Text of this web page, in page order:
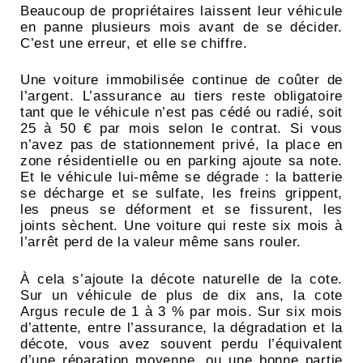
Beaucoup de propriétaires laissent leur véhicule
en panne plusieurs mois avant de se décider.
C’est une erreur, et elle se chiffre.
Une voiture immobilisée continue de coûter de
l’argent. L’assurance au tiers reste obligatoire
tant que le véhicule n’est pas cédé ou radié, soit
25 à 50 € par mois selon le contrat. Si vous
n’avez pas de stationnement privé, la place en
zone résidentielle ou en parking ajoute sa note.
Et le véhicule lui-même se dégrade : la batterie
se décharge et se sulfate, les freins grippent,
les pneus se déforment et se fissurent, les
joints sèchent. Une voiture qui reste six mois à
l’arrêt perd de la valeur même sans rouler.
À cela s’ajoute la décote naturelle de la cote.
Sur un véhicule de plus de dix ans, la cote
Argus recule de 1 à 3 % par mois. Sur six mois
d’attente, entre l’assurance, la dégradation et la
décote, vous avez souvent perdu l’équivalent